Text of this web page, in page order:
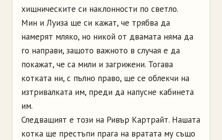
хищническите си наклонности по светло.
Мин и Луиза ще си кажат, че трябва да
намерят мляко, но никой от двамата няма да
го направи, защото важното в случая е да
покажат, че са мили и загрижени. Тогава
котката ни, с пълно право, ще се облекчи на
изтривалката им, преди да напусне кабинета
им.
Следващият е този на Ривър Картрайт. Нашата
котка ще престъпи прага на вратата му също